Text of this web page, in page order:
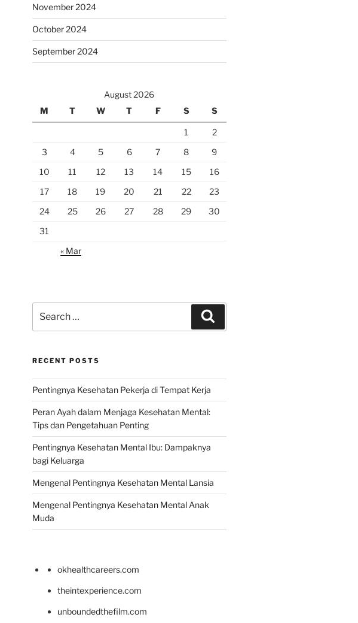
November 2024
October 2024
September 2024
August 2026
M
T W T F S S
1
2
3
4 5 6 7 8
9
10
11 12 13 14 15
16
17
18 19 20 21 22
23
24
25 26 27 28 29
30
31
« Mar
for:
RECENT POSTS
Pentingnya Kesehatan Pekerja di Tempat Kerja
Peran Ayah dalam Menjaga Kesehatan Mental:
Tips dan Pengetahuan Penting
Pentingnya Kesehatan Mental Ibu: Dampaknya
bagi Keluarga
Mengenal Pentingnya Kesehatan Mental Lansia
Mengenal Pentingnya Kesehatan Mental Anak
Muda
okhealthcareers.com
theintexperience.com
unboundedthefilm.com